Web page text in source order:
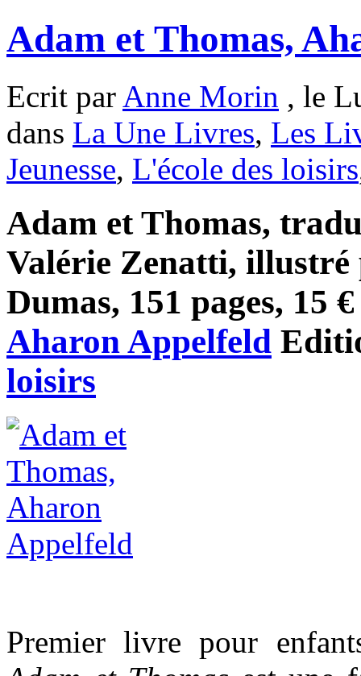
Adam et Thomas,
Ecrit par Anne Morin , le
dans La Une Livres, Les
Jeunesse, L'école des loisirs
Adam et Thomas,
Valérie Zenatti,
Dumas, 151 pages, 15
Aharon Appelfeld
loisirs
Premier livre pour